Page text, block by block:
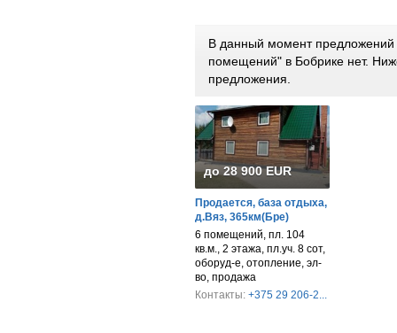
В данный момент предложений
помещений" в Бобрике нет.
предложения.
до 28 900 EUR
Продается, база отдыха,
д.Вяз, 365км(Бре)
6 помещений, пл. 104
кв.м., 2 этажа, пл.уч. 8 сот,
оборуд-е, отопление, эл-
во, продажа
Контакты: +375 29 206-2...